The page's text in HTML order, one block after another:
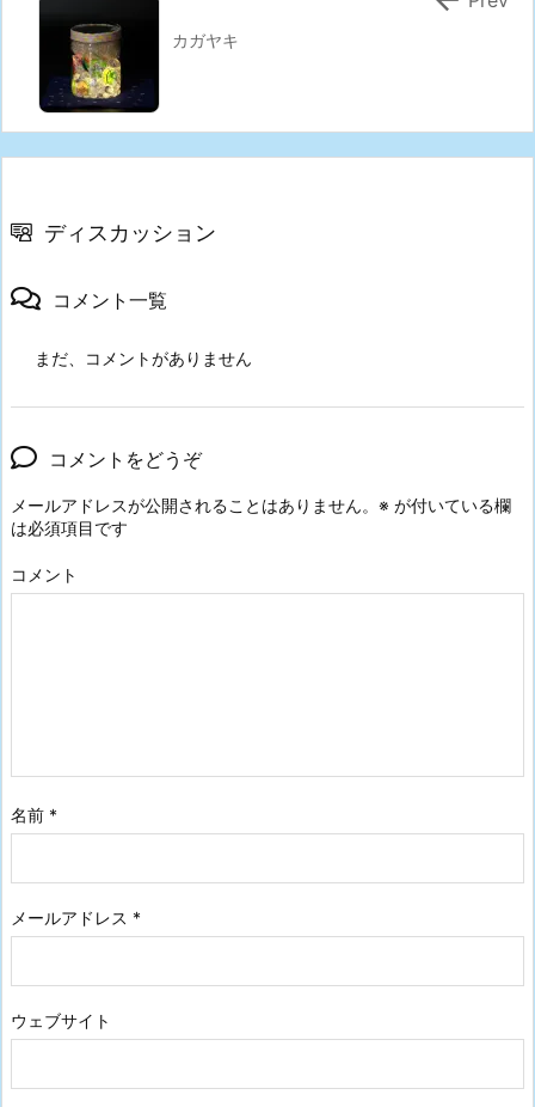
カガヤキ
ディスカッション
コメント一覧
まだ、コメントがありません
コメントをどうぞ
メールアドレスが公開されることはありません。 ※ が付いている欄
は必須項目です
コメント
名前 *
メールアドレス *
ウェブサイト